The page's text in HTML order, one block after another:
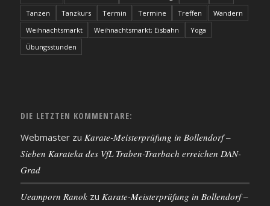
Tanzen
Tanzkurs Termin Termine Treffen
Wandern
Weihnachtsmarkt
Weihnachtsmarkt; Eisbahn
Yoga
Übungsstunden
DIE LETZTEN KOMMENTARE:
Webmasterzu Karate-Meisterprüfung in Bollendorf –
Sieben Karateka des VfL Traben-Trarbach erreichen DAN-
Grad
Ueamporn Ranokzu Karate-Meisterprüfung in Bollendorf –